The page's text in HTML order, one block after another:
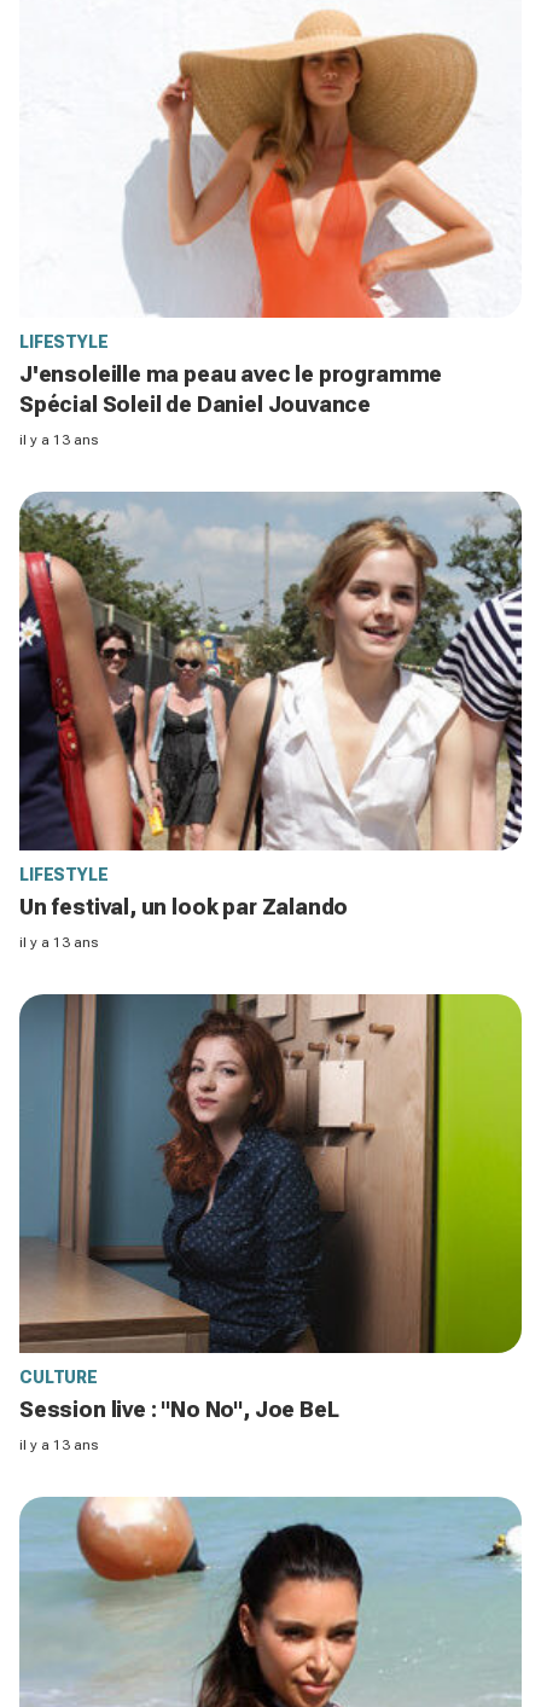
LIFESTYLE
J'ensoleille ma peau avec le programme
Spécial Soleil de Daniel Jouvance
il y a 13 ans
LIFESTYLE
Un festival, un look par Zalando
il y a 13 ans
CULTURE
Session live : "No No", Joe BeL
il y a 13 ans